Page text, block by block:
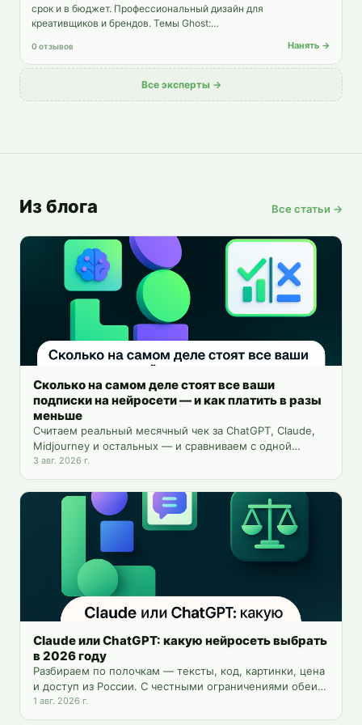
срок и в бюджет. Профессиональный дизайн для
креативщиков и брендов. Темы Ghost:…
0 отзывов Нанять →
Все эксперты →
Из блога Все статьи →
Сколько на самом деле стоят все ваши
подписки на нейросети — и как платить в разы
меньше
Считаем реальный месячный чек за ChatGPT, Claude,
Midjourney и остальных — и сравниваем с одной
платформой на 25+ инструментов.
3 авг. 2026 г.
Claude или ChatGPT: какую нейросеть выбрать
в 2026 году
Разбираем по полочкам — тексты, код, картинки, цена
и доступ из России. С честными ограничениями обеих
моделей и способом пользоваться обеими сразу.
1 авг. 2026 г.